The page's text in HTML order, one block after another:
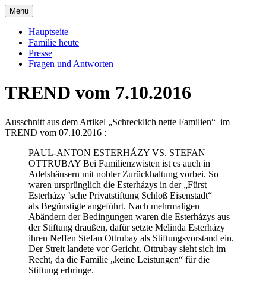
Skip
to
content
Familie Esterházy de Galantha
Galantha
Menu
Hauptseite
Familie heute
Presse
Fragen und Antworten
TREND vom 7.10.2016
Ausschnitt aus dem Artikel „Schrecklich nette Familien“ im
TREND vom 07.10.2016 :
PAUL-ANTON ESTERHÁZY VS. STEFAN
OTTRUBAY Bei Familienzwisten ist es auch in
Adelshäusern mit nobler Zurückhaltung vorbei. So
waren ursprünglich die Esterházys in der „Fürst
Esterházy ’sche Privatstiftung Schloß Eisenstadt“
als Begünstigte angeführt. Nach mehrmaligen
Abändern der Bedingungen waren die Esterházys aus
der Stiftung draußen, dafür setzte Melinda Esterházy
ihren Neffen Stefan Ottrubay als Stiftungsvorstand ein.
Der Streit landete vor Gericht. Ottrubay sieht sich im
Recht, da die Familie „keine Leistungen“ für die
Stiftung erbringe.